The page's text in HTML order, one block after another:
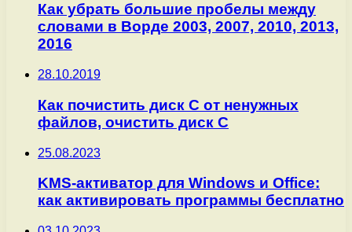
Как убрать большие пробелы между
словами в Ворде 2003, 2007, 2010, 2013,
2016
28.10.2019
Как почистить диск С от ненужных
файлов, очистить диск C
25.08.2023
KMS-активатор для Windows и Office:
как активировать программы бесплатно